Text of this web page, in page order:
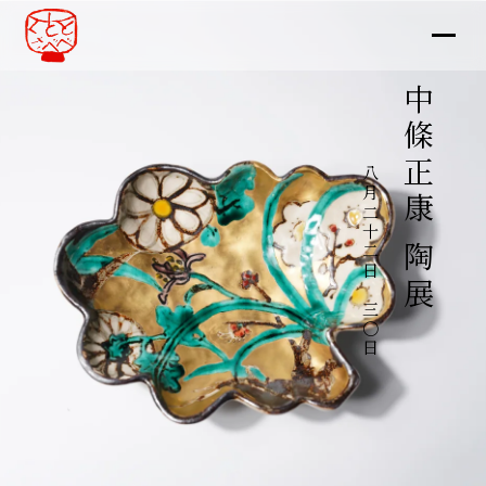
中條正康 陶展
八月二十二日～三〇日